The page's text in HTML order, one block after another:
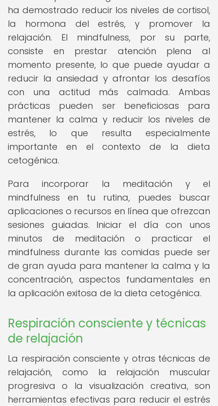
ha demostrado reducir los niveles de cortisol,
la hormona del estrés, y promover la
relajación. El mindfulness, por su parte,
consiste en prestar atención plena al
momento presente, lo que puede ayudar a
reducir la ansiedad y afrontar los desafíos
con una actitud más calmada. Ambas
prácticas pueden ser beneficiosas para
mantener la calma y reducir los niveles de
estrés, lo que resulta especialmente
importante en el contexto de la dieta
cetogénica.
Para incorporar la meditación y el
mindfulness en tu rutina, puedes buscar
aplicaciones o recursos en línea que ofrezcan
sesiones guiadas. Iniciar el día con unos
minutos de meditación o practicar el
mindfulness durante las comidas puede ser
de gran ayuda para mantener la calma y la
concentración, aspectos fundamentales en
la aplicación exitosa de la dieta cetogénica.
Respiración consciente y técnicas
de relajación
La respiración consciente y otras técnicas de
relajación, como la relajación muscular
progresiva o la visualización creativa, son
herramientas efectivas para reducir el estrés